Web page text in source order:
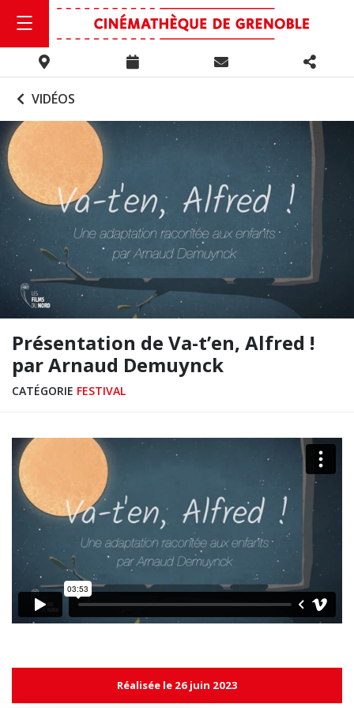
VIDÉOS
Présentation de Va-t’en, Alfred !
par Arnaud Demuynck
CATÉGORIE FESTIVAL
Réalisée le 26 juin 2023